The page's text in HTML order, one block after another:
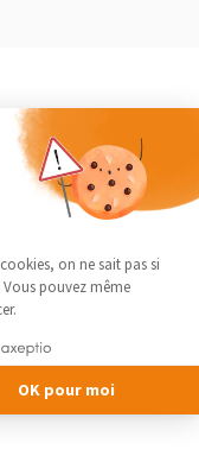
atout qu’il est
résidence secondaire
des vacances
sereine !
on ne sait pas si
pouvez même
OK pour moi